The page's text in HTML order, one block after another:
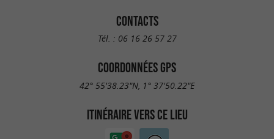
CONTACTS
Tél. : 06 16 26 57 27
COORDONNÉES GPS
42° 55'38.23"N, 1° 37'50.22"E
ITINÉRAIRE VERS CE LIEU